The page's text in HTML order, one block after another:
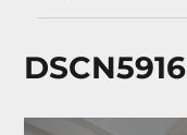
DSCN5916